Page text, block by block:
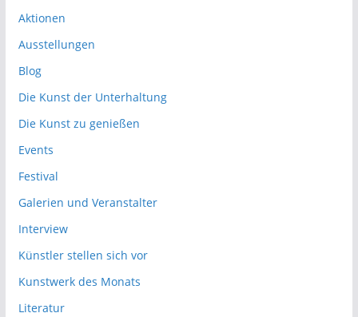
Aktionen
Ausstellungen
Blog
Die Kunst der Unterhaltung
Die Kunst zu genießen
Events
Festival
Galerien und Veranstalter
Interview
Künstler stellen sich vor
Kunstwerk des Monats
Literatur